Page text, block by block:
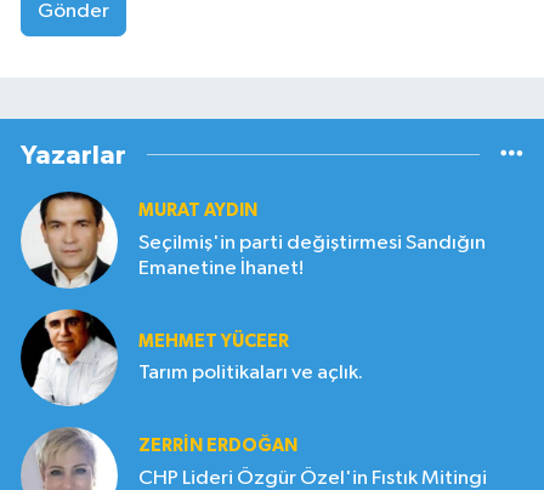
Gönder
Yazarlar
MURAT AYDIN
Seçilmiş'in parti değiştirmesi Sandığın
Emanetine İhanet!
MEHMET YÜCEER
Tarım politikaları ve açlık.
ZERRIN ERDOĞAN
CHP Lideri Özgür Özel'in Fıstık Mitingi